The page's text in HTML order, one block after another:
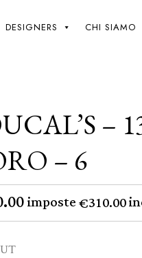
DESIGNERS CHI SIAMO
– daino T. moro – 6
–
– 6
imposte€310.00